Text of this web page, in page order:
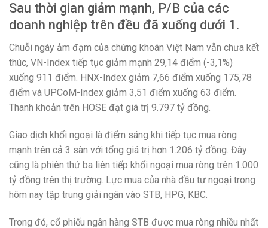
Sau thời gian giảm mạnh, P/B của các
doanh nghiệp trên đều đã xuống dưới 1.
Chuỗi ngày ảm đạm của chứng khoán Việt Nam vẫn chưa kết
thúc, VN-Index tiếp tục giảm mạnh 29,14 điểm (-3,1%)
xuống 911 điểm. HNX-Index giảm 7,66 điểm xuống 175,78
điểm và UPCoM-Index giảm 3,51 điểm xuống 63 điểm.
Thanh khoản trên HOSE đạt giá trị 9.797 tỷ đồng.
Giao dịch khối ngoại là điểm sáng khi tiếp tục mua ròng
mạnh trên cả 3 sàn với tổng giá trị hơn 1.206 tỷ đồng. Đây
cũng là phiên thứ ba liên tiếp khối ngoại mua ròng trên 1.000
tỷ đồng trên thị trường. Lực mua của nhà đầu tư ngoại trong
hôm nay tập trung giải ngân vào STB, HPG, KBC.
Trong đó, cổ phiếu ngân hàng STB được mua ròng nhiều nhất